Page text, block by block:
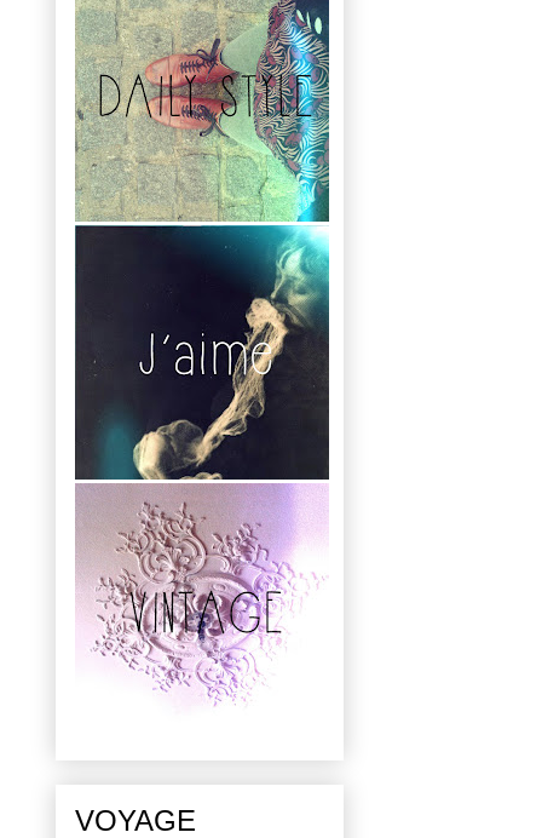
VOYAGE